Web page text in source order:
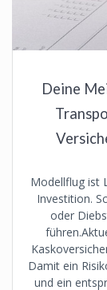
Deine
Modellflug ist
Investition.
oder
Damit ein
und ein